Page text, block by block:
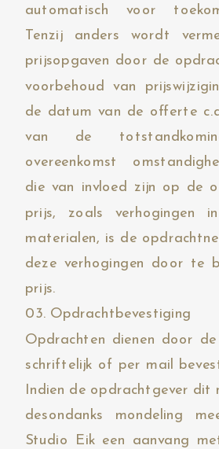
automatisch voor
Tenzij anders wordt
prijsopgaven door de
voorbehoud van
de datum van de offerte
van de
overeenkomst
die van invloed zijn op de
prijs, zoals verhogingen
materialen, is de
deze verhogingen door te
prijs.
03. Opdrachtbevestiging
Opdrachten dienen door
schriftelijk of per mail
Indien de opdrachtgever dit
desondanks mondeling
Studio Eik een aanvang